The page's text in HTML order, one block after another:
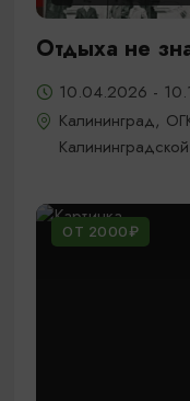
Отдыха не
10.04.2026 -
Калининград,
ОТ 2000₽